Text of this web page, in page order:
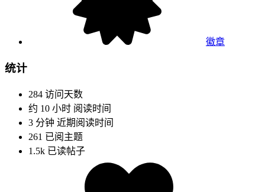
徽章
统计
284 访问天数
约 10 小时 阅读时间
3 分钟 近期阅读时间
261 已阅主题
1.5k 已读帖子